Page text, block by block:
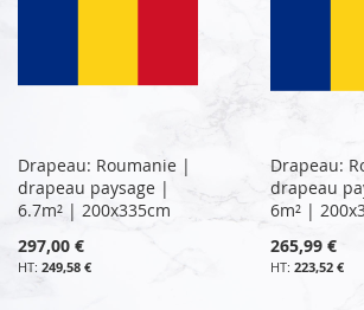
Drapeau: Roumanie |
drapeau paysage |
6.7m² | 200x335cm
297,00 €
249,58 €
Drapeau:
drapeau
6m² |
265,99 €
223,52 €